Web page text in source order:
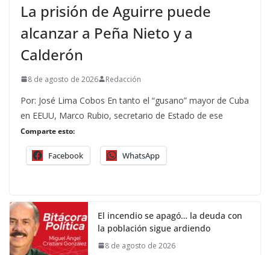
La prisión de Aguirre puede
alcanzar a Peña Nieto y a
Calderón
8 de agosto de 2026 Redacción
Por: José Lima Cobos En tanto el “gusano” mayor de Cuba
en EEUU, Marco Rubio, secretario de Estado de ese
Comparte esto:
Facebook WhatsApp
El incendio se apagó… la deuda con
la población sigue ardiendo
8 de agosto de 2026